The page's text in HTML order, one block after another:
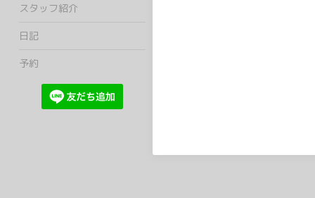
スタッフ紹介
日記
予約